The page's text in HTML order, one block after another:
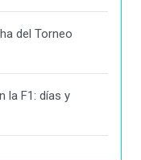
del Torneo
la F1: días y